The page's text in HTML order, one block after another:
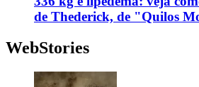
de Thederick, de "Quilos
WebStories